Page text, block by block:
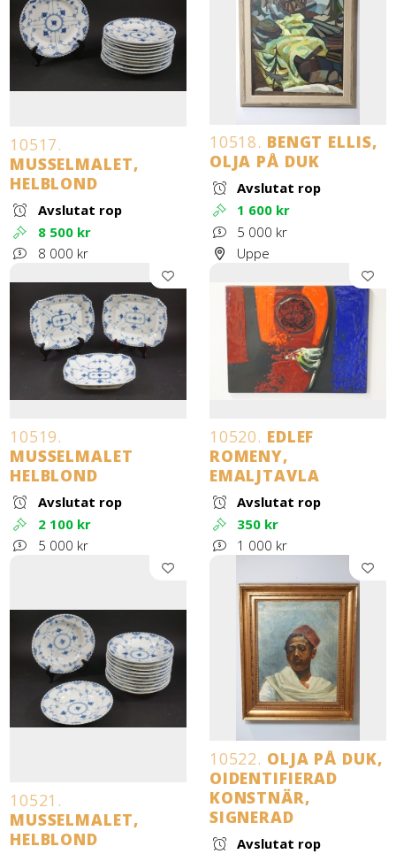
10517.
MUSSELMALET,
HELBLOND
Avslutat rop
8 500 kr
8 000 kr
10518. BENGT ELLIS,
OLJA PÅ DUK
Avslutat rop
1 600 kr
5 000 kr
Uppe
10519.
MUSSELMALET
HELBLOND
Avslutat rop
2 100 kr
5 000 kr
10520. EDLEF
ROMENY,
EMALJTAVLA
Avslutat rop
350 kr
1 000 kr
10521.
MUSSELMALET,
HELBLOND
10522. OLJA PÅ DUK,
OIDENTIFIERAD
KONSTNÄR,
SIGNERAD
Avslutat rop